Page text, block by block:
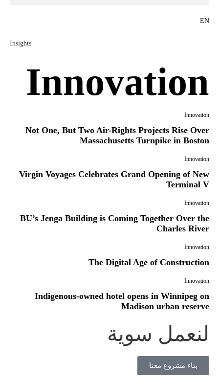
EN
Insights
Innovation
Innovation
Not One, But Two Air-Rights Projects Rise Over
Massachusetts Turnpike in Boston
Innovation
Virgin Voyages Celebrates Grand Opening of New
Terminal V
Innovation
BU’s Jenga Building is Coming Together Over the
Charles River
Innovation
The Digital Age of Construction
Innovation
Indigenous-owned hotel opens in Winnipeg on
Madison urban reserve
لنعمل سوية
بناء مشروع معنا